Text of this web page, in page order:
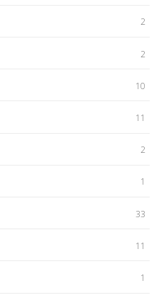
2
2
10
11
2
1
33
11
1